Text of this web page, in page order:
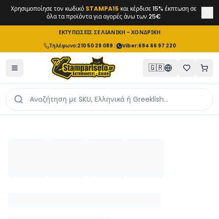
Χρησιμοποίησε τον κωδικό STAMPA15 και κέρδισε 15% έκπτωση σε
όλα τα προϊόντα για αγορές άνω των 25€
ΕΚΤΥΠΩΣΕΙΣ ΣΕ ΛΙΑΝΙΚΗ - ΧΟΝΔΡΙΚΗ
Τηλέφωνο:210 50 29 089 | Viber:694 66 97 220
🇬🇷